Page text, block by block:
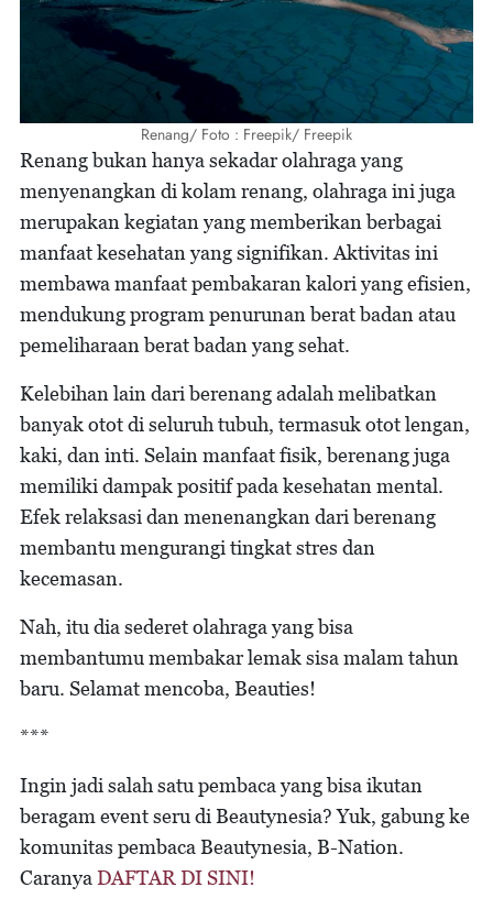
Renang/ Foto : Freepik/ Freepik
Renang bukan hanya sekadar olahraga yang
menyenangkan di kolam renang, olahraga ini juga
merupakan kegiatan yang memberikan berbagai
manfaat kesehatan yang signifikan. Aktivitas ini
membawa manfaat pembakaran kalori yang efisien,
mendukung program penurunan berat badan atau
pemeliharaan berat badan yang sehat.
Kelebihan lain dari berenang adalah melibatkan
banyak otot di seluruh tubuh, termasuk otot lengan,
kaki, dan inti. Selain manfaat fisik, berenang juga
memiliki dampak positif pada kesehatan mental.
Efek relaksasi dan menenangkan dari berenang
membantu mengurangi tingkat stres dan
kecemasan.
Nah, itu dia sederet olahraga yang bisa
membantumu membakar lemak sisa malam tahun
baru. Selamat mencoba, Beauties!
***
Ingin jadi salah satu pembaca yang bisa ikutan
beragam event seru di Beautynesia? Yuk, gabung ke
komunitas pembaca Beautynesia, B-Nation.
Caranya DAFTAR DI SINI!